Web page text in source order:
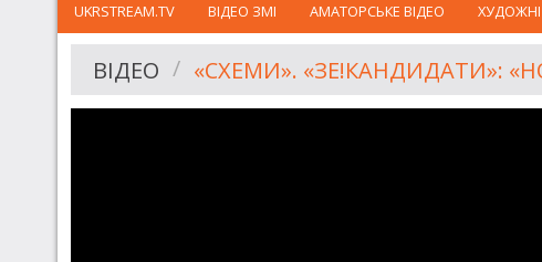
UKRSTREAM.TV ВІДЕО ЗМІ АМАТОРСЬКЕ ВІДЕО
ВІДЕО